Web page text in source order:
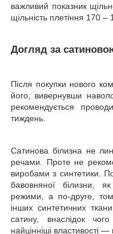
важливий показник
щільність плетіння 170 –
Догляд за
Після покупки нового
його, вивернувши
рекомендується
тиждень.
Сатинова білизна не
речами. Проте не
виробами з синтетики.
бавовняної білизни,
режими, а по-друге,
інших синтетичних
сатину, внаслідок
найцінніші властивості ―